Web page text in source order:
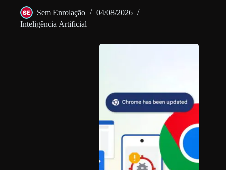
Sem Enrolação
04/08/2026
Inteligência Artificial